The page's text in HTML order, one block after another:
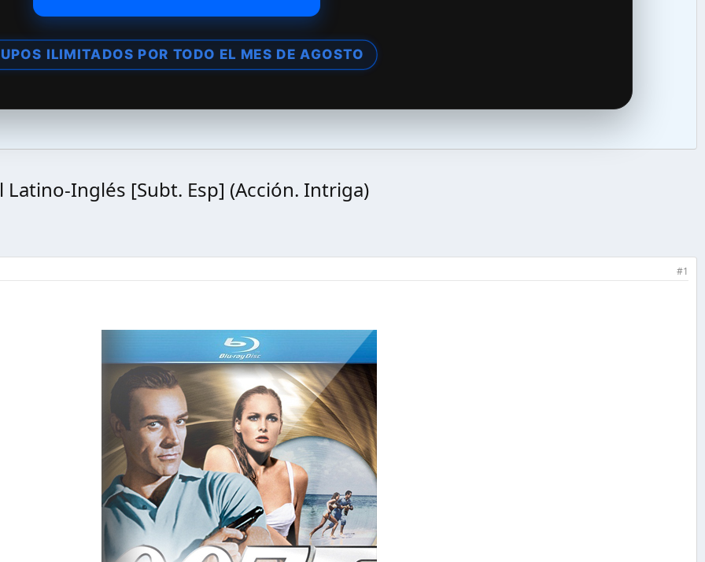
ILIMITADOS POR TODO EL MES DE AGOSTO
Latino-Inglés [Subt. Esp] (Acción. Intriga)
#1